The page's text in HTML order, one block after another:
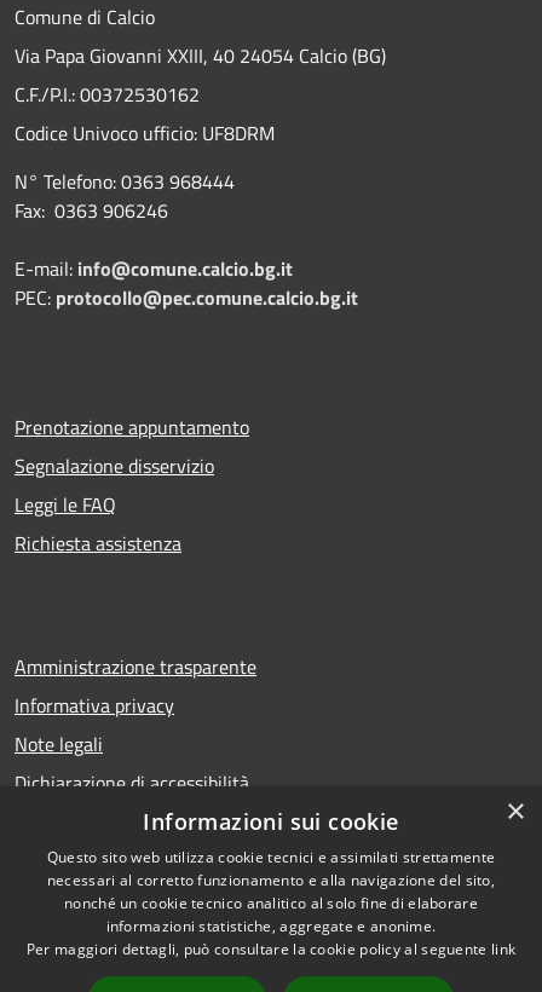
Comune di Calcio
Via Papa Giovanni XXIII, 40 24054 Calcio (BG)
C.F./P.I.: 00372530162
Codice Univoco ufficio: UF8DRM
N° Telefono: 0363 968444
Fax: 0363 906246
E-mail: info@comune.calcio.bg.it
PEC: protocollo@pec.comune.calcio.bg.it
Prenotazione appuntamento
Segnalazione disservizio
Leggi le FAQ
Richiesta assistenza
Amministrazione trasparente
Informativa privacy
Note legali
Dichiarazione di accessibilità
RSS
Accessibilità
Privacy
Copyright © 2026 • Comune di
Calcio • Powered by
Municipium•Accesso
redazione
×
Informazioni sui cookie
Questo sito web utilizza cookie tecnici e assimilati strettamente
necessari al corretto funzionamento e alla navigazione del sito,
nonché un cookie tecnico analitico al solo fine di elaborare
informazioni statistiche, aggregate e anonime.
Per maggiori dettagli, può consultare la cookie policy al seguente link